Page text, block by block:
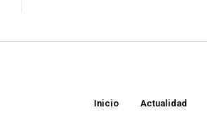
Inicio Actualidad